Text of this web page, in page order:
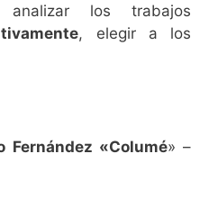
los trabajos
, elegir a los
Fernández «Columé» –